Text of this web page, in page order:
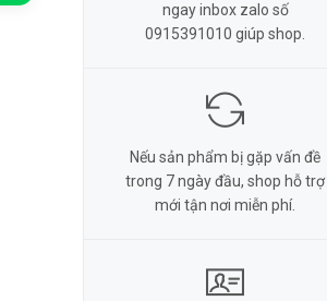
ngay inbox zalo số
0915391010 giúp shop.
Nếu sản phẩm bị gặp vấn đề
trong 7 ngày đầu, shop hỗ trợ
mới tận nơi miễn phí.